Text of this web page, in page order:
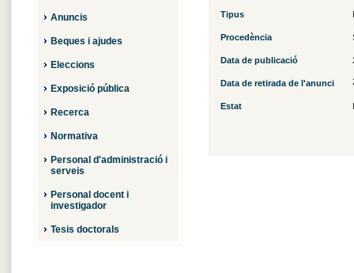
Anuncis
Beques i ajudes
Eleccions
Exposició pública
Recerca
Normativa
Personal d'administració i
serveis
Personal docent i
investigador
Tesis doctorals
Tipus
Procedència
Data de publicació
Data de retirada de l'anunci
Estat